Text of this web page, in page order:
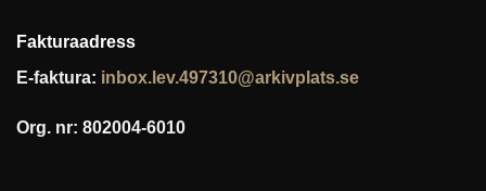
Fakturaadress
E-faktura: inbox.lev.497310@arkivplats.se
Org. nr: 802004-6010